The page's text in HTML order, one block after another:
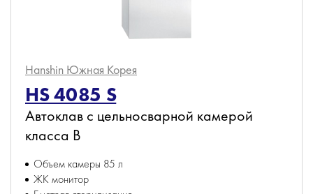
Hanshin Южная Корея
HS 4085 S
Автоклав с цельносварной камерой
класса B
Объем камеры 85 л
ЖК монитор